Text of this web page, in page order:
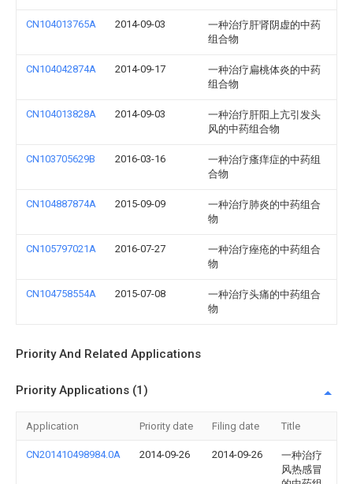
CN104013765A 2014-09-03
一种治疗肝肾阴虚的中药
组合物
CN104042874A 2014-09-17
一种治疗扁桃体炎的中药
组合物
CN104013828A 2014-09-03
一种治疗肝阳上亢引发头
风的中药组合物
CN103705629B 2016-03-16
一种治疗瘙痒症的中药组
合物
CN104887874A 2015-09-09
一种治疗肺炎的中药组合
物
CN105797021A 2016-07-27
一种治疗痤疮的中药组合
物
CN104758554A 2015-07-08
一种治疗头痛的中药组合
物
Priority And Related Applications
Priority Applications (1)
Application Priority date Filing date Title
CN201410498984.0A 2014-09-26 2014-09-26
一种治疗
风热感冒